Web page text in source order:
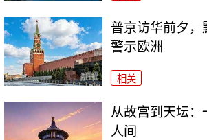
普京访华前夕，
警示欧洲
相关
从故宫到天坛：
人间